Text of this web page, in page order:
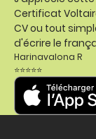
Certificat
CV ou tout
d'écrire le
Harinavalona R
⭐⭐⭐⭐⭐